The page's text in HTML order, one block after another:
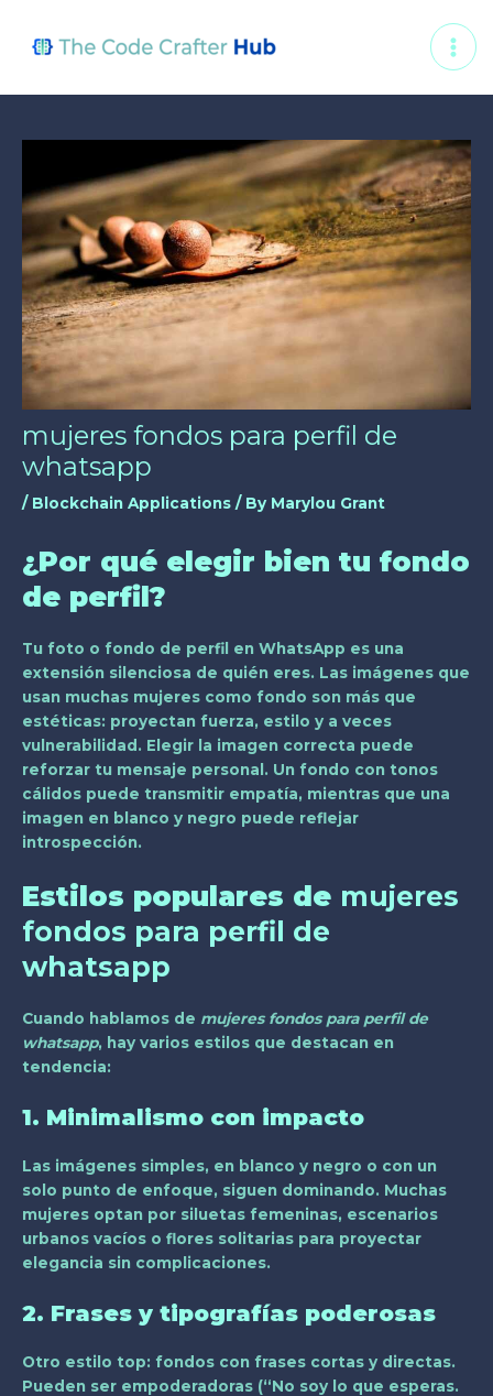
content
mujeres fondos para perfil de
whatsapp
/ Blockchain Applications / By Marylou Grant
¿Por qué elegir bien tu fondo
de perfil?
Tu foto o fondo de perfil en WhatsApp es una
extensión silenciosa de quién eres. Las imágenes que
usan muchas mujeres como fondo son más que
estéticas: proyectan fuerza, estilo y a veces
vulnerabilidad. Elegir la imagen correcta puede
reforzar tu mensaje personal. Un fondo con tonos
cálidos puede transmitir empatía, mientras que una
imagen en blanco y negro puede reflejar
introspección.
Estilos populares de mujeres
fondos para perfil de
whatsapp
Cuando hablamos de mujeres fondos para perfil de
whatsapp, hay varios estilos que destacan en
tendencia:
1. Minimalismo con impacto
Las imágenes simples, en blanco y negro o con un
solo punto de enfoque, siguen dominando. Muchas
mujeres optan por siluetas femeninas, escenarios
urbanos vacíos o flores solitarias para proyectar
elegancia sin complicaciones.
2. Frases y tipografías poderosas
Otro estilo top: fondos con frases cortas y directas.
Pueden ser empoderadoras (“No soy lo que esperas.
navigation